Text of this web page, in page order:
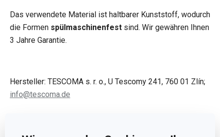
Das verwendete Material ist haltbarer Kunststoff, wodurch
die Formen spülmaschinenfest sind. Wir gewähren Ihnen
3 Jahre Garantie.
Hersteller: TESCOMA s. r. o., U Tescomy 241, 760 01 Zlín;
info@tescoma.de